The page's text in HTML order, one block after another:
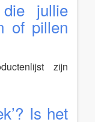
jullie
of pillen
zijn
Is het